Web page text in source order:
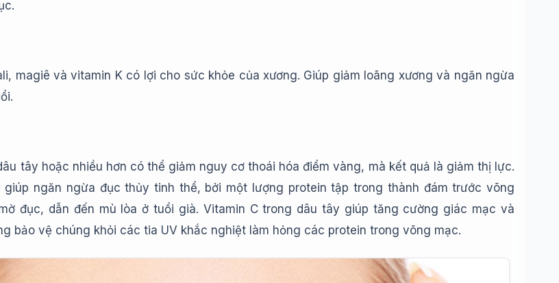
magiê và vitamin K có lợi cho sức khỏe của xương. Giúp giảm loãng xương và ngăn ngừa
tây hoặc nhiều hơn có thể giảm nguy cơ thoái hóa điểm vàng, mà kết quả là giảm thị lực.
ngăn ngừa đục thủy tinh thể, bởi một lượng protein tập trong thành đám trước võng
đục, dẫn đến mù lòa ở tuổi già. Vitamin C trong dâu tây giúp tăng cường giác mạc và
bảo vệ chúng khỏi các tia UV khắc nghiệt làm hỏng các protein trong võng mạc.